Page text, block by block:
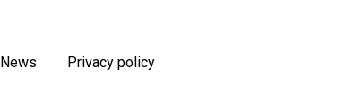
News Privacy policy